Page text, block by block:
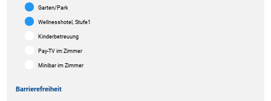
Garten/Park
Wellnesshotel, Stufe1
Kinderbetreuung
Pay-TV im Zimmer
Minibar im Zimmer
Barrierefreiheit